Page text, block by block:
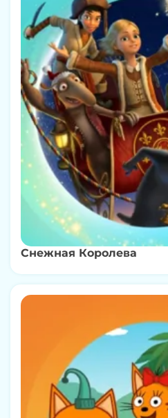
Снежная Королева